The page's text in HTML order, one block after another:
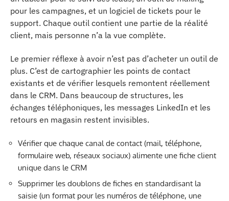
pour les campagnes, et un logiciel de tickets pour le
support. Chaque outil contient une partie de la réalité
client, mais personne n’a la vue complète.
Le premier réflexe à avoir n’est pas d’acheter un outil de
plus. C’est de cartographier les points de contact
existants et de vérifier lesquels remontent réellement
dans le CRM. Dans beaucoup de structures, les
échanges téléphoniques, les messages LinkedIn et les
retours en magasin restent invisibles.
Vérifier que chaque canal de contact (mail, téléphone,
formulaire web, réseaux sociaux) alimente une fiche client
unique dans le CRM
Supprimer les doublons de fiches en standardisant la
saisie (un format pour les numéros de téléphone, une